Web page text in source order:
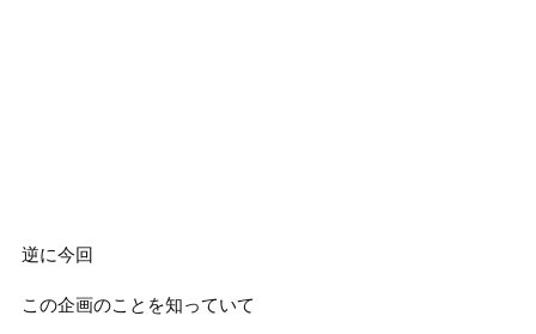
逆に今回
この企画のことを知っていて